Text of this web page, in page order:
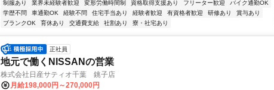
制服あり 業界未経験者歓迎 変形労働時間制 資格取得支援あり フリーター歓迎
バイク通勤OK
学歴不問
車通勤OK 経験不問 住宅手当あり 経験者歓迎 有資格者歓迎 研修あり
賞与あり
ブランクOK
育休あり 交通費支給 社割あり 寮・社宅あり
正社員
地元で働くNISSANの営業
株式会社日産サティオ千葉 銚子店
月給198,000円～270,000円